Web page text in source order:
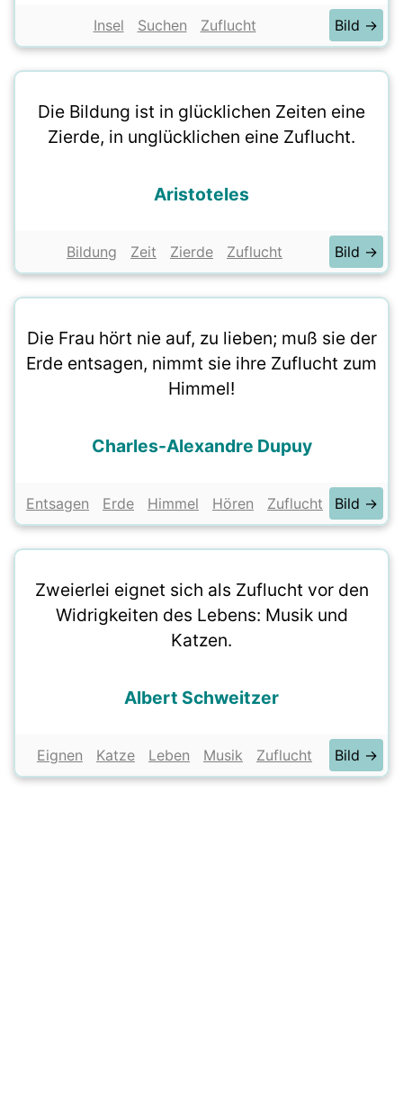
Insel Suchen Zuflucht Bild →
Die Bildung ist in glücklichen Zeiten eine
Zierde, in unglücklichen eine Zuflucht.
Aristoteles
Bildung Zeit Zierde Zuflucht Bild →
Die Frau hört nie auf, zu lieben; muß sie der
Erde entsagen, nimmt sie ihre Zuflucht zum
Himmel!
Charles-Alexandre Dupuy
Entsagen Erde Himmel Hören Zuflucht Bild →
Zweierlei eignet sich als Zuflucht vor den
Widrigkeiten des Lebens: Musik und
Katzen.
Albert Schweitzer
Eignen Katze Leben Musik Zuflucht Bild →